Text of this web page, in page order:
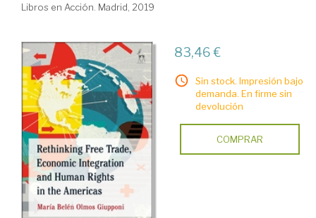
Libros en Acción. Madrid, 2019
83,46 €
Sin stock. Impresión bajo
demanda. En firme sin
devolución
COMPRAR